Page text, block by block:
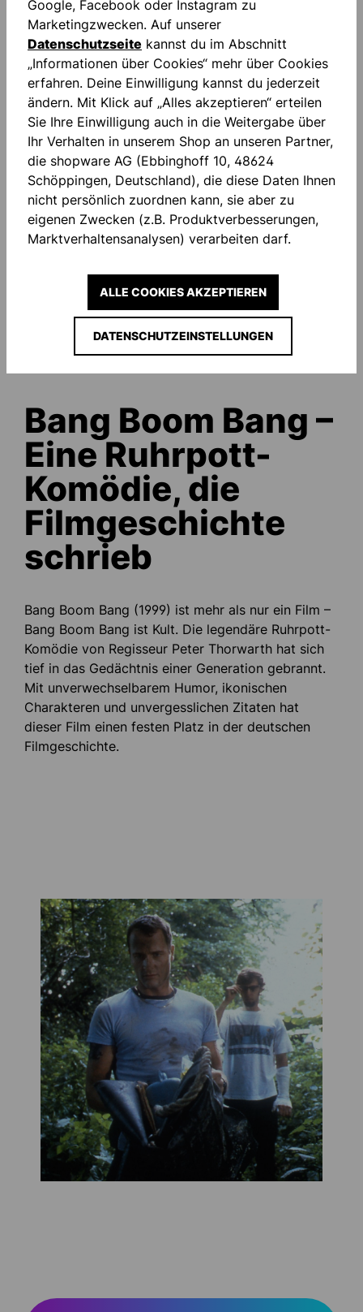
Bang Boom Bang –
Eine Ruhrpott-
Komödie, die
Filmgeschichte
schrieb
Bang Boom Bang (1999) ist mehr als nur ein Film –
Bang Boom Bang ist Kult. Die legendäre Ruhrpott-
Komödie von Regisseur Peter Thorwarth hat sich
tief in das Gedächtnis einer Generation gebrannt.
Mit unverwechselbarem Humor, ikonischen
Charakteren und unvergesslichen Zitaten hat
dieser Film einen festen Platz in der deutschen
Filmgeschichte.
Google, Facebook oder Instagram zu
Marketingzwecken. Auf unserer
Datenschutzseite kannst du im Abschnitt
„Informationen über Cookies“ mehr über Cookies
erfahren. Deine Einwilligung kannst du jederzeit
ändern. Mit Klick auf „Alles akzeptieren“ erteilen
Sie Ihre Einwilligung auch in die Weitergabe über
Ihr Verhalten in unserem Shop an unseren Partner,
die shopware AG (Ebbinghoff 10, 48624
Schöppingen, Deutschland), die diese Daten Ihnen
nicht persönlich zuordnen kann, sie aber zu
eigenen Zwecken (z.B. Produktverbesserungen,
Marktverhaltensanalysen) verarbeiten darf.
DATENSCHUTZEINSTELLUNGEN
ALLE COOKIES AKZEPTIEREN